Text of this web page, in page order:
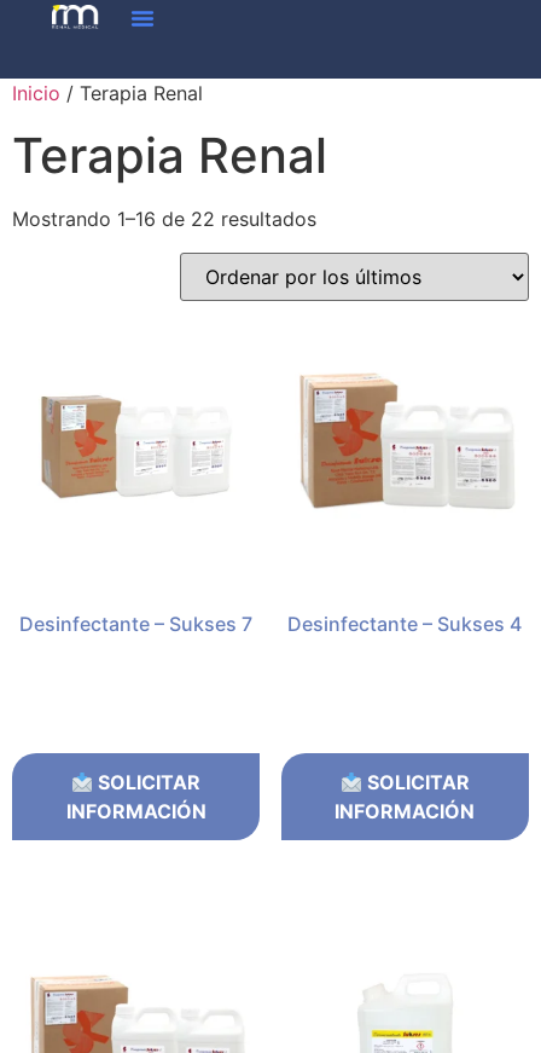
Inicio / Terapia Renal
Terapia Renal
Mostrando 1–16 de 22 resultados
Desinfectante – Sukses 7
SOLICITAR
INFORMACIÓN
Desinfectante – Sukses 4
SOLICITAR
INFORMACIÓN